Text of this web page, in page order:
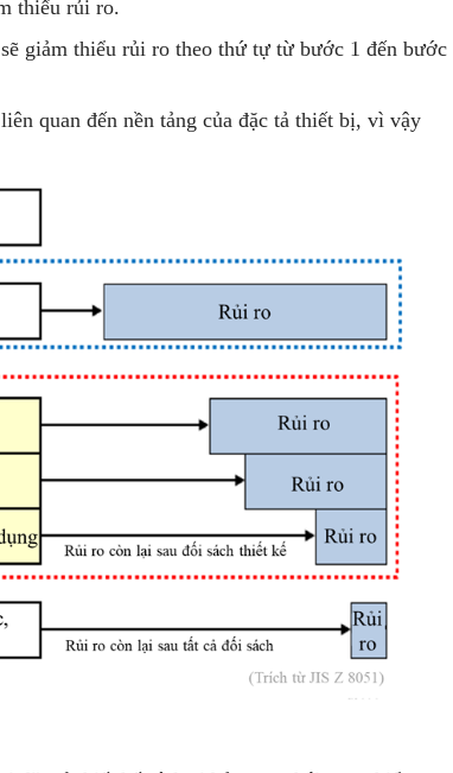
thiểu rủi ro.
giảm thiểu rủi ro theo thứ tự từ bước 1 đến bước
quan đến nền tảng của đặc tả thiết bị, vì vậy